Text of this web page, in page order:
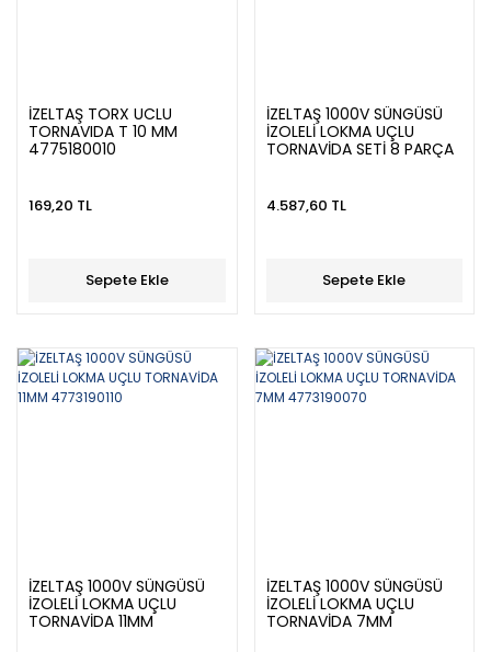
İZELTAŞ TORX UCLU
TORNAVIDA T 10 MM
4775180010
169,20 TL
Sepete Ekle
İZELTAŞ 1000V SÜNGÜSÜ
İZOLELİ LOKMA UÇLU
TORNAVİDA SETİ 8 PARÇA
4.587,60 TL
Sepete Ekle
İZELTAŞ 1000V SÜNGÜSÜ
İZOLELİ LOKMA UÇLU
TORNAVİDA 11MM
İZELTAŞ 1000V SÜNGÜSÜ
İZOLELİ LOKMA UÇLU
TORNAVİDA 7MM